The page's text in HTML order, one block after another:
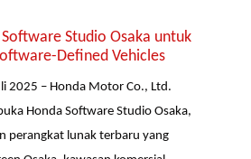
Studio Osaka untuk
Defined Vehicles
2025 – Honda Motor Co., Ltd.
Honda Software Studio Osaka,
perangkat lunak terbaru yang